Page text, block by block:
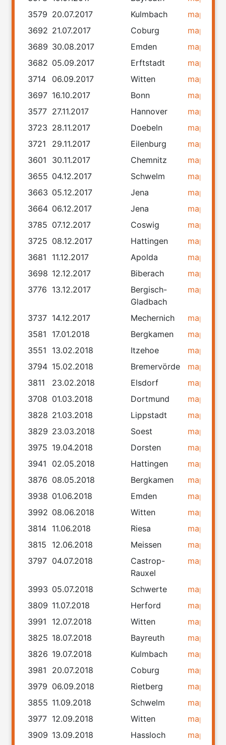
3579 20.07.2017 Kulmbach map
3692 21.07.2017 Coburg map
3689 30.08.2017 Emden map
3682 05.09.2017 Erftstadt map
3714
06.09.2017 Witten map
3697 16.10.2017 Bonn map
3577 27.11.2017 Hannover map
3723 28.11.2017 Doebeln map
3721
29.11.2017 Eilenburg map
3601
30.11.2017 Chemnitz map
3655 04.12.2017 Schwelm map
3663 05.12.2017 Jena map
3664 06.12.2017 Jena map
3785 07.12.2017 Coswig map
3725 08.12.2017 Hattingen map
3681
11.12.2017 Apolda map
3698 12.12.2017 Biberach map
3776 13.12.2017
Bergisch-
Gladbach
map
3737 14.12.2017 Mechernich map
3581
17.01.2018 Bergkamen map
3551
13.02.2018 Itzehoe map
3794 15.02.2018 Bremervörde map
3811
23.02.2018 Elsdorf map
3708 01.03.2018 Dortmund map
3828 21.03.2018 Lippstadt map
3829 23.03.2018 Soest map
3975 19.04.2018 Dorsten map
3941
02.05.2018 Hattingen map
3876 08.05.2018 Bergkamen map
3938 01.06.2018 Emden map
3992 08.06.2018 Witten map
3814 11.06.2018 Riesa map
3815
12.06.2018 Meissen map
3797 04.07.2018
Castrop-
Rauxel
map
3993 05.07.2018 Schwerte map
3809 11.07.2018 Herford map
3991
12.07.2018 Witten map
3825 18.07.2018 Bayreuth map
3826 19.07.2018 Kulmbach map
3981
20.07.2018 Coburg map
3979 06.09.2018 Rietberg map
3855 11.09.2018 Schwelm map
3977 12.09.2018 Witten map
3909 13.09.2018 Hassloch map